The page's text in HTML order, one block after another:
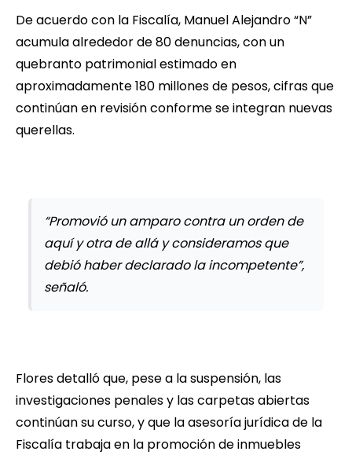
De acuerdo con la Fiscalía, Manuel Alejandro “N”
acumula alrededor de 80 denuncias, con un
quebranto patrimonial estimado en
aproximadamente 180 millones de pesos, cifras que
continúan en revisión conforme se integran nuevas
querellas.
“Promovió un amparo contra un orden de
aquí y otra de allá y consideramos que
debió haber declarado la incompetente”,
señaló.
Flores detalló que, pese a la suspensión, las
investigaciones penales y las carpetas abiertas
continúan su curso, y que la asesoría jurídica de la
Fiscalía trabaja en la promoción de inmuebles